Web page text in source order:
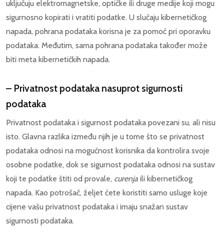
uključuju elektromagnetske, optičke ili druge medije koji mogu
sigurnosno kopirati i vratiti podatke. U slučaju kibernetičkog
napada, pohrana podataka korisna je za pomoć pri oporavku
podataka. Međutim, sama pohrana podataka također može
biti meta kibernetičkih napada.
– Privatnost podataka nasuprot sigurnosti
podataka
Privatnost podataka i sigurnost podataka povezani su, ali nisu
isto. Glavna razlika između njih je u tome što se privatnost
podataka odnosi na mogućnost korisnika da kontrolira svoje
osobne podatke, dok se sigurnost podataka odnosi na sustav
koji te podatke štiti od provale, curenja ili kibernetičkog
napada. Kao potrošač, željet ćete koristiti samo usluge koje
cijene vašu privatnost podataka i imaju snažan sustav
sigurnosti podataka.